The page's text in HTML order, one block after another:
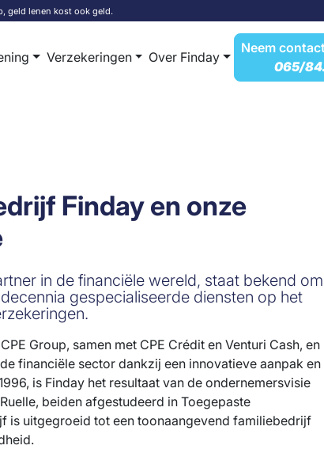
geld lenen kost ook geld.
Neem
065/
Verzekeringen Over Finday
Finday en onze
in de financiële wereld, staat bekend om
gespecialiseerde diensten op het
Group, samen met CPE Crédit en Venturi Cash, en
financiële sector dankzij een innovatieve aanpak en
is Finday het resultaat van de ondernemersvisie
beiden afgestudeerd in Toegepaste
is uitgegroeid tot een toonaangevend familiebedrijf